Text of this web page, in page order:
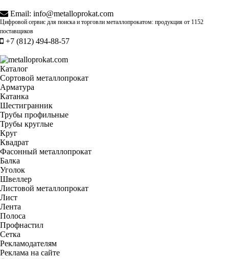
Email: info@metalloprokat.com
Цифровой сервис для поиска и торговли металлопрокатом: продукция от 1152
поставщиков
+7 (812) 494-88-57
Каталог
Сортовой металлопрокат
Арматура
Катанка
Шестигранник
Трубы профильные
Трубы круглые
Круг
Квадрат
Фасонный металлопрокат
Балка
Уголок
Швеллер
Листовой металлопрокат
Лист
Лента
Полоса
Профнастил
Сетка
Рекламодателям
Реклама на сайте